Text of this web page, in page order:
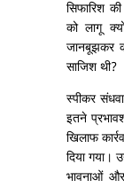
सिफारिश
को लागू
जानबूझकर
साजिश थी?
स्पीकर
इतने
खिलाफ
दिया गया।
भावनाओं